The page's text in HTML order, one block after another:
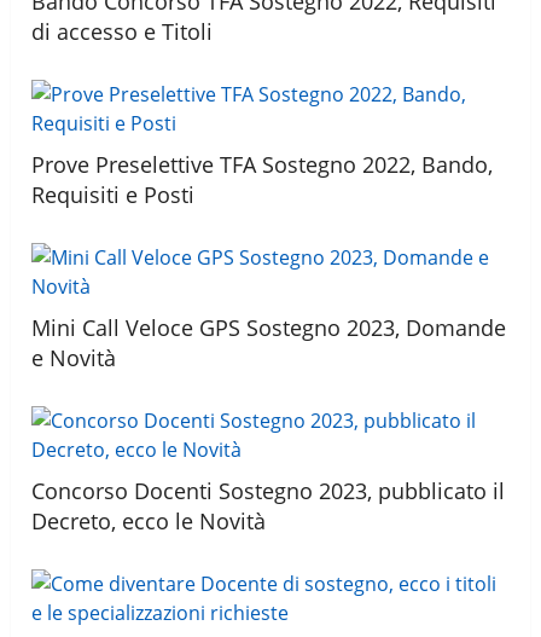
di accesso e Titoli
Prove Preselettive TFA Sostegno 2022, Bando,
Requisiti e Posti
Mini Call Veloce GPS Sostegno 2023, Domande
e Novità
Concorso Docenti Sostegno 2023, pubblicato il
Decreto, ecco le Novità